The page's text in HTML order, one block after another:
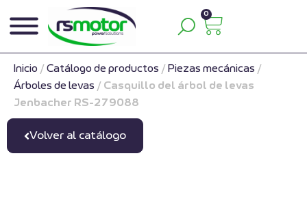
0
Inicio / Catálogo de productos / Piezas mecánicas /
Árboles de levas / Casquillo del árbol de levas
Jenbacher RS-279088
Volver al catálogo